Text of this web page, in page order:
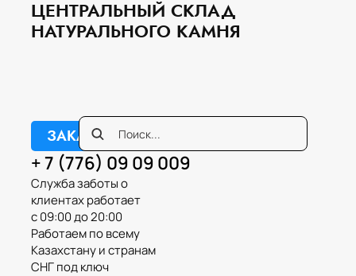
ЦЕНТРАЛЬНЫЙ СКЛАД
НАТУРАЛЬНОГО КАМНЯ
ЗАКАЗАТЬ ЗВОНОК
+ 7 (776) 09 09 009
Служба заботы о
клиентах работает
с 09:00 до 20:00
Работаем по всему
Казахстану и странам
СНГ под ключ